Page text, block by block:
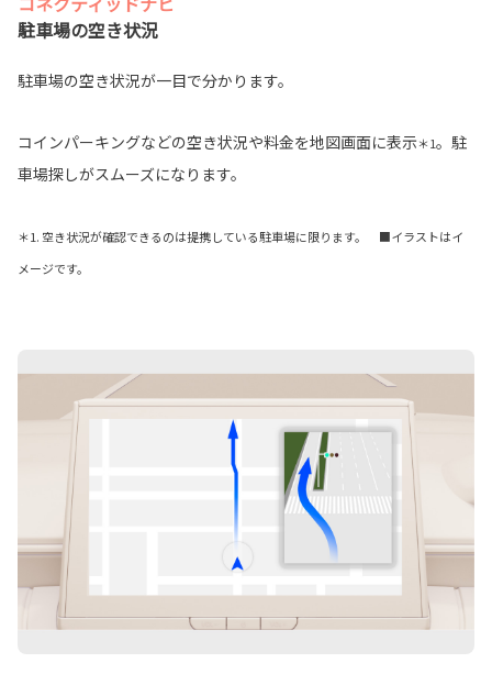
駐車場の空き状況
駐車場の空き状況が一目で分かります。
コインパーキングなどの空き状況や料金を地図画面に表示＊1。駐
車場探しがスムーズになります。
＊1. 空き状況が確認できるのは提携している駐車場に限ります。 ■イラストはイ
メージです。